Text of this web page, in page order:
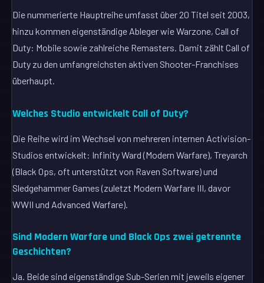
Die nummerierte Hauptreihe umfasst über 20 Titel seit 2003,
hinzu kommen eigenständige Ableger wie Warzone, Call of
Duty: Mobile sowie zahlreiche Remasters. Damit zählt Call of
Duty zu den umfangreichsten aktiven Shooter-Franchises
überhaupt.
Welches Studio entwickelt Call of Duty?
Die Reihe wird im Wechsel von mehreren internen Activision-
Studios entwickelt: Infinity Ward (Modern Warfare), Treyarch
(Black Ops, oft unterstützt von Raven Software) und
Sledgehammer Games (zuletzt Modern Warfare III, davor
WWII und Advanced Warfare).
Sind Modern Warfare und Black Ops zwei getrennte
Geschichten?
Ja. Beide sind eigenständige Sub-Serien mit jeweils eigener